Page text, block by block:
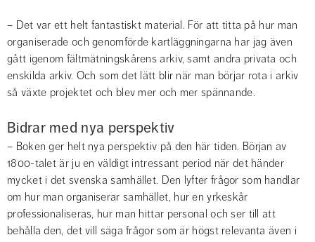
– Det var ett helt fantastiskt material. För att titta på hur man
organiserade och genomförde kartläggningarna har jag även
gått igenom fältmätningskårens arkiv, samt andra privata och
enskilda arkiv. Och som det lätt blir när man börjar rota i arkiv
så växte projektet och blev mer och mer spännande.
Bidrar med nya perspektiv
– Boken ger helt nya perspektiv på den här tiden. Början av
1800-talet är ju en väldigt intressant period när det händer
mycket i det svenska samhället. Den lyfter frågor som handlar
om hur man organiserar samhället, hur en yrkeskår
professionaliseras, hur man hittar personal och ser till att
behålla den, det vill säga frågor som är högst relevanta även i